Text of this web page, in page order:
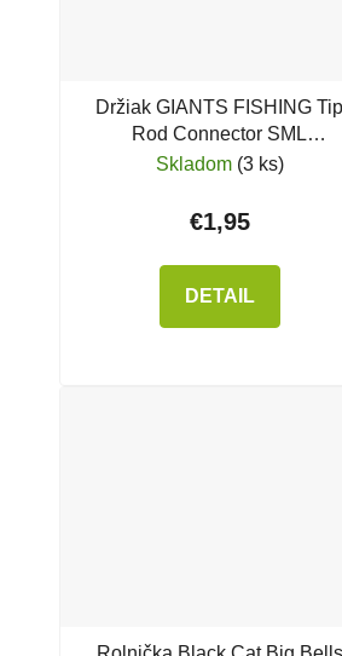
Držiak GIANTS FISHING Tip
Rod Connector SML
chemického svetla
Skladom (3 ks)
€1,95
DETAIL